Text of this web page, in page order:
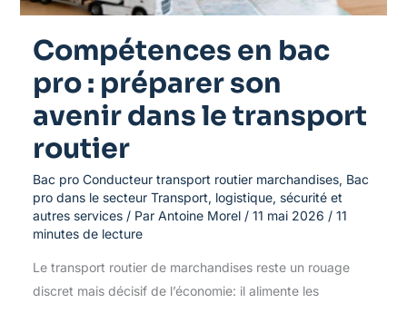
Compétences en bac
pro : préparer son
avenir dans le transport
routier
Bac pro Conducteur transport routier marchandises, Bac
pro dans le secteur Transport, logistique, sécurité et
autres services/ Par Antoine Morel / 11 mai 2026 / 11
minutes de lecture
Le transport routier de marchandises reste un rouage
discret mais décisif de l’économie: il alimente les